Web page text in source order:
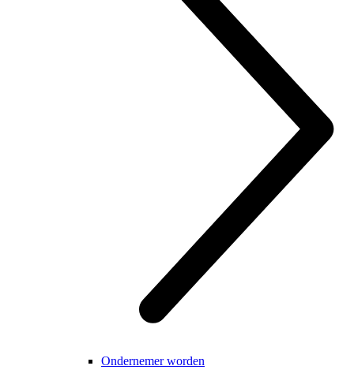
Ondernemer worden